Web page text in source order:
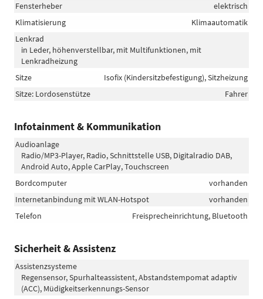
Fensterheber
elektrisch
Klimatisierung
Klimaautomatik
Lenkrad
in Leder, höhenverstellbar, mit Multifunktionen, mit
Lenkradheizung
Sitze
Isofix (Kindersitzbefestigung), Sitzheizung
Sitze: Lordosenstütze
Fahrer
Infotainment & Kommunikation
Audioanlage
Radio/MP3-Player, Radio, Schnittstelle USB, Digitalradio DAB,
Android Auto, Apple CarPlay, Touchscreen
Bordcomputer
vorhanden
Internetanbindung mit WLAN-Hotspot
vorhanden
Telefon
Freisprecheinrichtung, Bluetooth
Sicherheit & Assistenz
Assistenzsysteme
Regensensor, Spurhalteassistent, Abstandstempomat adaptiv
(ACC), Müdigkeitserkennungs-Sensor